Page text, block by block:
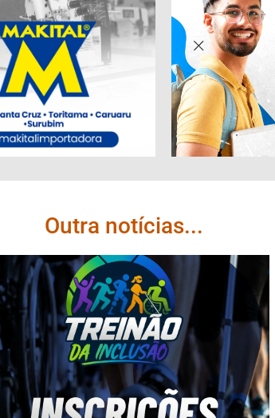
Outra notícias...